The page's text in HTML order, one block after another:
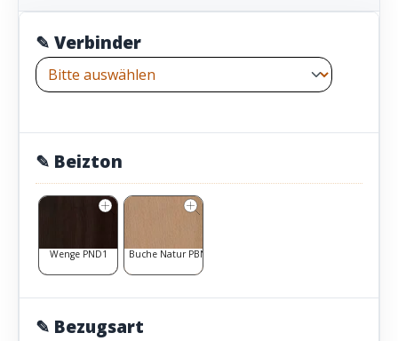
✎ Verbinder
✎ Beizton
Wenge PND1 Buche Natur PBN1
✎ Bezugsart